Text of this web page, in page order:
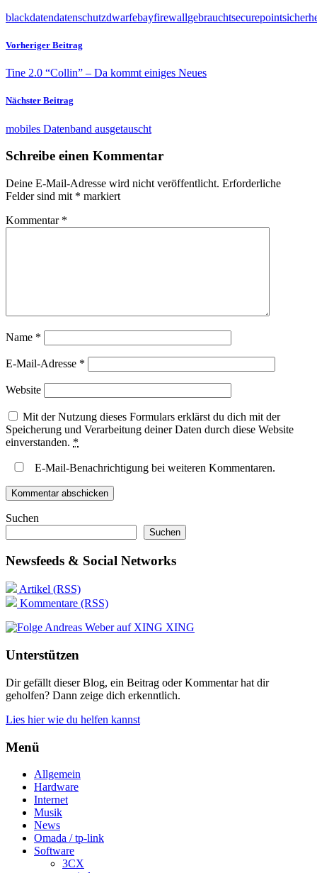
blackdatendatenschutzdwarfebayfirewallgebrauchtsecurepoint
Vorheriger Beitrag
Tine 2.0 “Collin” – Da kommt einiges Neues
Nächster Beitrag
mobiles Datenband ausgetauscht
Schreibe einen Kommentar
Deine E-Mail-Adresse wird nicht veröffentlicht. Erforderliche
Felder sind mit * markiert
Kommentar *
Name *
E-Mail-Adresse *
Website
Mit der Nutzung dieses Formulars erklärst du dich mit der
Speicherung und Verarbeitung deiner Daten durch diese Website
einverstanden. *
E-Mail-Benachrichtigung bei weiteren Kommentaren.
Suchen
Suchen
Newsfeeds & Social Networks
Artikel (RSS)
Kommentare (RSS)
XING
Unterstützen
Dir gefällt dieser Blog, ein Beitrag oder Kommentar hat dir
geholfen? Dann zeige dich erkenntlich.
Lies hier wie du helfen kannst
Menü
Allgemein
Hardware
Internet
Musik
News
Omada / tp-link
Software
3CX